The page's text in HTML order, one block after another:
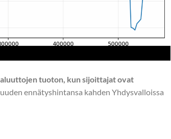
tuoton, kun sijoittajat ovat
ennätyshintansa kahden Yhdysvalloissa